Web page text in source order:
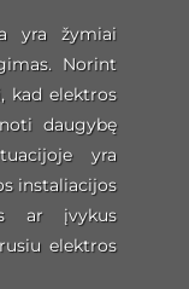
yra žymiai
Norint
kad elektros
daugybę
yra
instaliacijos
ar įvykus
elektros